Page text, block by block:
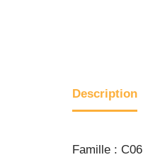
Description
Famille : C06